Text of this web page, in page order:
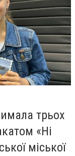
трьох
«Ні
міської